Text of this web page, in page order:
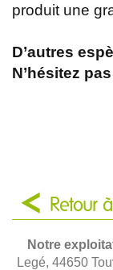
produit une
D’autres
N’hésitez
Retour
Notre
Legé, 44650